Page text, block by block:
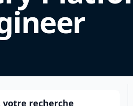
votre recherche